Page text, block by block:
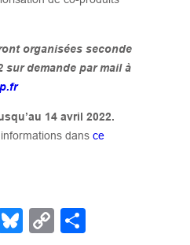
organisées seconde
sur demande par mail à
14 avril 2022.
dansce
Bl C